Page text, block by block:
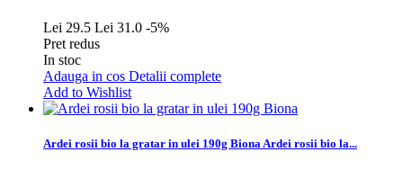
Lei 29.5 Lei 31.0 -5%
Pret redus
In stoc
Adauga in cos Detalii complete
Add to Wishlist
Ardei rosii bio la gratar in ulei 190g BionaArdei rosii bio la...